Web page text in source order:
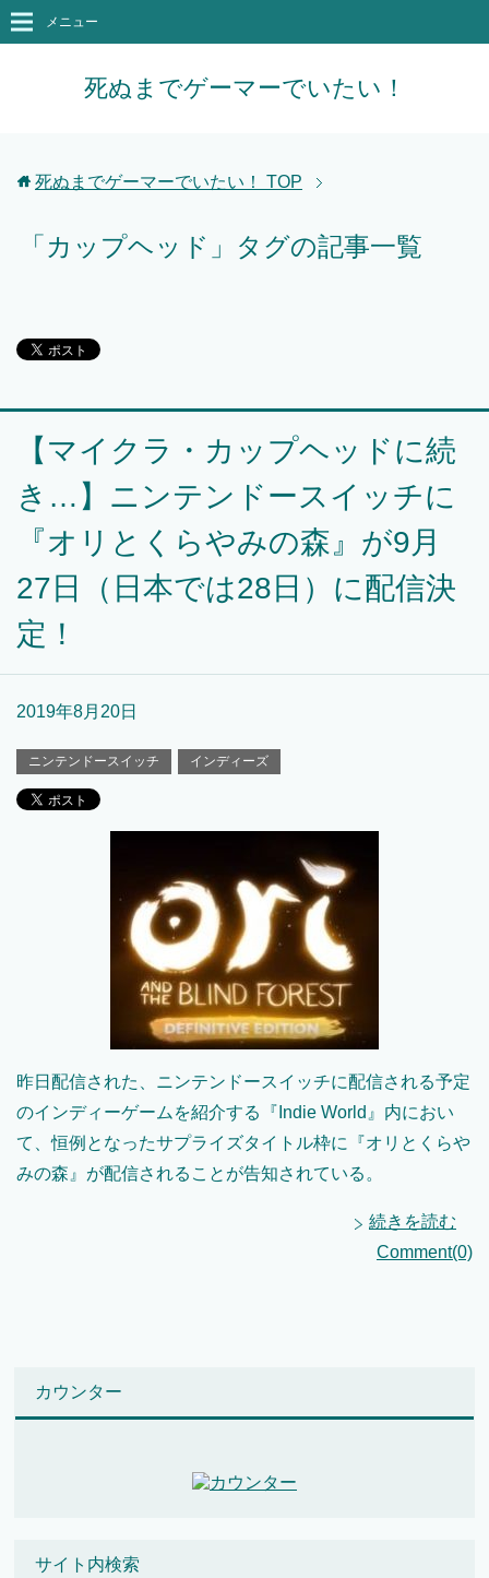
死ぬまでゲーマーでいたい！
メニュー
死ぬまでゲーマーでいたい！ TOP
「カップヘッド」タグの記事一覧
【マイクラ・カップヘッドに続
き…】ニンテンドースイッチに
『オリとくらやみの森』が9月
27日（日本では28日）に配信決
定！
2019年8月20日
ニンテンドースイッチ インディーズ
昨日配信された、ニンテンドースイッチに配信される予定
のインディーゲームを紹介する『Indie World』内におい
て、恒例となったサプライズタイトル枠に『オリとくらや
みの森』が配信されることが告知されている。
続きを読む
Comment(0)
カウンター
サイト内検索